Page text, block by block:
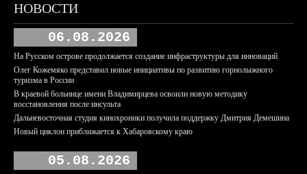
НОВОСТИ
06.08.2026
На Русском острове продолжается создание инфраструктуры для инноваций
Олег Кожемяко представил новые инициативы по развитию горнолыжного
туризма в России
В краевой больнице имени Владимирцева освоили новую методику
восстановления после инсульта
Дальневосточная студия кинохроники получила поддержку Дмитрия Демешина
Новый циклон приближается к Хабаровскому краю
05.08.2026